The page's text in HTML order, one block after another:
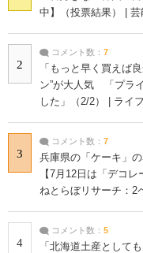
中】（投票結果） |
2
コメント数： 7
「もっと早く買えば
ン”が大人気 「プラ
した」（2/2） | ライ
3
コメント数： 7
兵庫県の「ケーキ」
【7月12日は「デコ
ねとらぼリサーチ：2
4
コメント数： 5
「北海道土産として